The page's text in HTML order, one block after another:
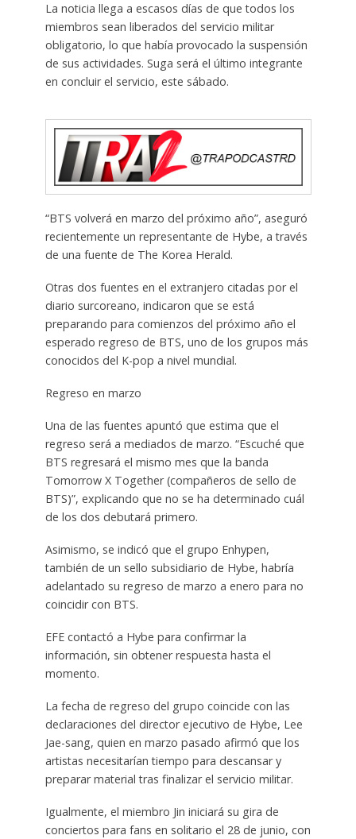
La noticia llega a escasos días de que todos los
miembros sean liberados del servicio militar
obligatorio, lo que había provocado la suspensión
de sus actividades. Suga será el último integrante
en concluir el servicio, este sábado.
“BTS volverá en marzo del próximo año”, aseguró
recientemente un representante de Hybe, a través
de una fuente de The Korea Herald.
Otras dos fuentes en el extranjero citadas por el
diario surcoreano, indicaron que se está
preparando para comienzos del próximo año el
esperado regreso de BTS, uno de los grupos más
conocidos del K-pop a nivel mundial.
Regreso en marzo
Una de las fuentes apuntó que estima que el
regreso será a mediados de marzo. “Escuché que
BTS regresará el mismo mes que la banda
Tomorrow X Together (compañeros de sello de
BTS)”, explicando que no se ha determinado cuál
de los dos debutará primero.
Asimismo, se indicó que el grupo Enhypen,
también de un sello subsidiario de Hybe, habría
adelantado su regreso de marzo a enero para no
coincidir con BTS.
EFE contactó a Hybe para confirmar la
información, sin obtener respuesta hasta el
momento.
La fecha de regreso del grupo coincide con las
declaraciones del director ejecutivo de Hybe, Lee
Jae-sang, quien en marzo pasado afirmó que los
artistas necesitarían tiempo para descansar y
preparar material tras finalizar el servicio militar.
Igualmente, el miembro Jin iniciará su gira de
conciertos para fans en solitario el 28 de junio, con